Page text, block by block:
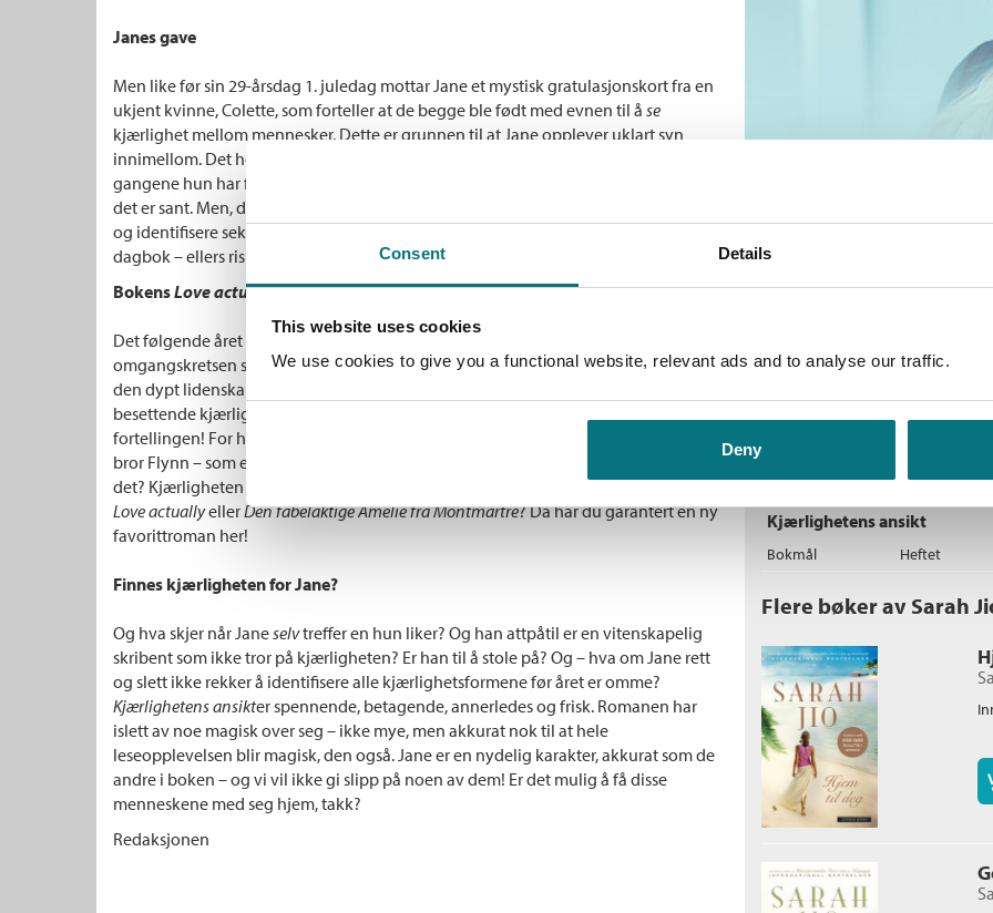
Consent Details
This website uses cookies
We use cookies to give you a functional website, relevant ads and to analyse our traffic.
Deny
Janes gave
Men like før sin 29-årsdag 1. juledag mottar Jane et mystisk gratulasjonskort fra en
ukjent kvinne, Colette, som forteller at de begge ble født med evnen til å se
kjærlighet mellom mennesker. Dette er grunnen til at Jane opplever uklart syn
innimellom. Det høres selvsagt utrolig ut, men når Jane tenker tilbake på alle
gangene hun har fått tåkete syn mens hun har observert par, begynner hun å tror at
det er sant. Men, det er en hake ved denne gaven. Innen hun fyller 30, må hun finne
og identifisere seks ulike typer kjærlighet mellom par, og beskrive dem detaljert i en
dagbok – ellers risikerer hun å ikke
selvfå oppleve kjærligheten.
BokensLove actually
Det følgende året legger Jane merke til kjærlighet i alle variasjoner og former i
omgangskretsen sin, blant familie og venner: Fra den uforpliktende kjærligheten til
den dypt lidenskapelige, den praktiske, uselviske, vennskapsbaserte, eller
besettende kjærligheten. Som leser blir vi så glad i hver eneste karakter i
fortellingen! For hvem kjenner vel ikke en Lo, en Mary, Katie, Mel og Elaine, eller en
bror Flynn – som enten blir forlatt, elsker for mye, for lite, eller ikke helt finner ut av
det? Kjærligheten kan være fantastisk, men også så vanskelig. Liker du filmer som
Love actuallyellerDen fabelaktige Amélie fra Montmartre? Da har du garantert en ny
favorittroman her!
Finnes kjærligheten for Jane?
Og hva skjer når Janeselvtreffer en hun liker? Og han attpåtil er en vitenskapelig
skribent som ikke tror på kjærligheten? Er han til å stole på? Og – hva om Jane rett
og slett ikke rekker å identifisere alle kjærlighetsformene før året er omme?
Kjærlighetens ansikter spennende, betagende, annerledes og frisk. Romanen har
islett av noe magisk over seg – ikke mye, men akkurat nok til at hele
leseopplevelsen blir magisk, den også. Jane er en nydelig karakter, akkurat som de
andre i boken – og vi vil ikke gi slipp på noen av dem! Er det mulig å få disse
menneskene med seg hjem, takk?
Redaksjonen
Bokmål Ebok
Bokmål Nedlastbar
Kjærlighetens ansikt
Bokmål Heftet
Flere bøker av Sarah